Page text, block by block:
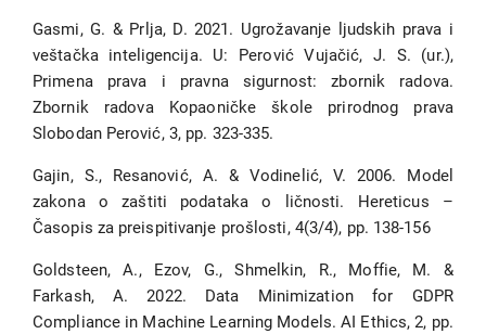
Gasmi, G. & Prlja, D. 2021. Ugrožavanje ljudskih prava i
veštačka inteligencija. U: Perović Vujačić, J. S. (ur.),
Primena prava i pravna sigurnost: zbornik radova.
Zbornik radova Kopaoničke škole prirodnog prava
Slobodan Perović, 3, pp. 323-335.
Gajin, S., Resanović, A. & Vodinelić, V. 2006. Model
zakona o zaštiti podataka o ličnosti. Hereticus –
Časopis za preispitivanje prošlosti, 4(3/4), pp. 138-156
Goldsteen, A., Ezov, G., Shmelkin, R., Moffie, M. &
Farkash, A. 2022. Data Minimization for GDPR
Compliance in Machine Learning Models. AI Ethics, 2, pp.